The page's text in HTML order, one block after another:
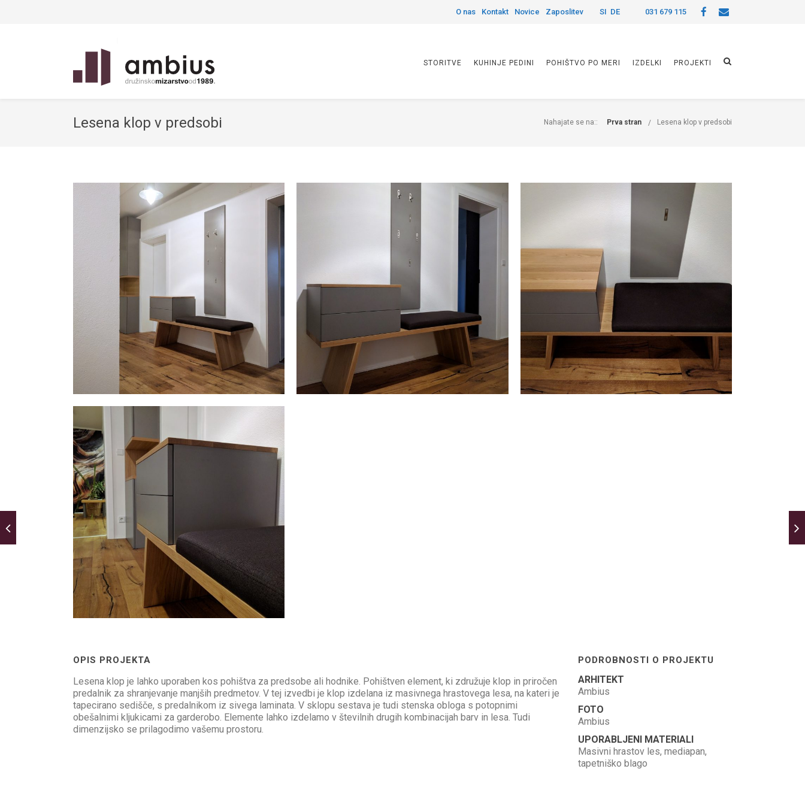
O nas Kontakt Novice Zaposlitev SI DE031 679 115
STORITVE KUHINJE PEDINI POHIŠTVO PO MERI IZDELKI PROJEKTI
Lesena klop v predsobi Nahajate se na:: Prva stran Lesena klop v predsobi
OPIS PROJEKTA
Lesena klop je lahko uporaben kos pohištva za predsobe ali hodnike. Pohištven element, ki združuje klop in priročen
predalnik za shranjevanje manjših predmetov. V tej izvedbi je klop izdelana iz masivnega hrastovega lesa, na kateri je
tapecirano sedišče, s predalnikom iz sivega laminata. V sklopu sestava je tudi stenska obloga s potopnimi
obešalnimi kljukicami za garderobo. Elemente lahko izdelamo v številnih drugih kombinacijah barv in lesa. Tudi
dimenzijsko se prilagodimo vašemu prostoru.
PODROBNOSTI O PROJEKTU
ARHITEKT
Ambius
FOTO
Ambius
UPORABLJENI MATERIALI
Masivni hrastov les, mediapan,
tapetniško blago